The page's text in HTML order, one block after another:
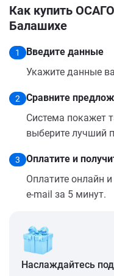
Как купить
Балашихе
1
Введите данные
Укажите данные
2
Сравните
Система покажет
выберите лучший
3
Оплатите и
Оплатите онлайн
e-mail за 5 минут.
Наслаждайтесь